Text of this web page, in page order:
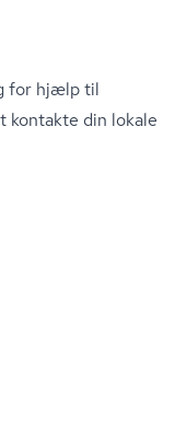
for hjælp til
kontakte din lokale